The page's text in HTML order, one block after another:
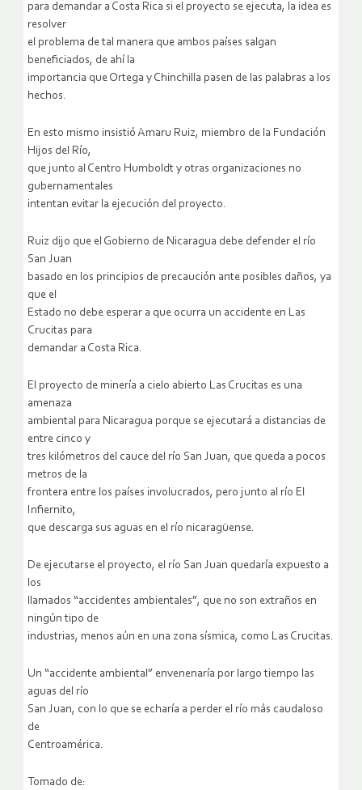
para demandar a Costa Rica si el proyecto se ejecuta, la idea es
resolver
el problema de tal manera que ambos países salgan
beneficiados, de ahí la
importancia que Ortega y Chinchilla pasen de las palabras a los
hechos.
En esto mismo insistió Amaru Ruiz, miembro de la Fundación
Hijos del Río,
que junto al Centro Humboldt y otras organizaciones no
gubernamentales
intentan evitar la ejecución del proyecto.
Ruiz dijo que el Gobierno de Nicaragua debe defender el río
San Juan
basado en los principios de precaución ante posibles daños, ya
que el
Estado no debe esperar a que ocurra un accidente en Las
Crucitas para
demandar a Costa Rica.
El proyecto de minería a cielo abierto Las Crucitas es una
amenaza
ambiental para Nicaragua porque se ejecutará a distancias de
entre cinco y
tres kilómetros del cauce del río San Juan, que queda a pocos
metros de la
frontera entre los países involucrados, pero junto al río El
Infiernito,
que descarga sus aguas en el río nicaragüense.
De ejecutarse el proyecto, el río San Juan quedaría expuesto a
los
llamados “accidentes ambientales”, que no son extraños en
ningún tipo de
industrias, menos aún en una zona sísmica, como Las Crucitas.
Un “accidente ambiental” envenenaría por largo tiempo las
aguas del río
San Juan, con lo que se echaría a perder el río más caudaloso
de
Centroamérica.
Tomado de: